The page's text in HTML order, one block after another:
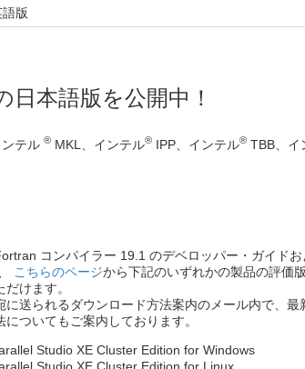
版
本語版を公開中！
テル ® MKL、インテル® IPP、インテル® TBB、イ
コンパイラー 19.1 のデベロッパー・ガイド
こちらのページから下記のいずれかの製品の評価
けます。
に送られるダウンロード方法案内のメール内で、最
ついてもご案内しております。
Studio XE Cluster Edition for Windows
Studio XE Cluster Edition for Linux